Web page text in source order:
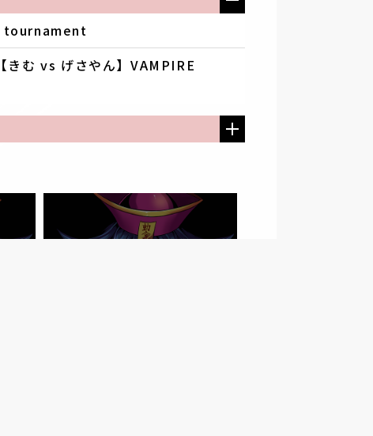
tournament
きむ vs げさやん】VAMPIRE